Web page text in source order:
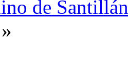
de
»